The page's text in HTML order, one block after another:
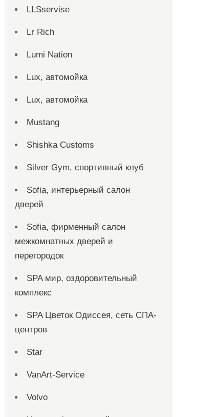
LLSservise
Lr Rich
Lumi Nation
Lux, автомойка
Lux, автомойка
Mustang
Shishka Customs
Silver Gym, спортивный клуб
Sofia, интерьерный салон
дверей
Sofia, фирменный салон
межкомнатных дверей и
перегородок
SPA мир, оздоровительный
комплекс
SPA Цветок Одиссея, сеть СПА-
центров
Star
VanArt-Service
Volvo